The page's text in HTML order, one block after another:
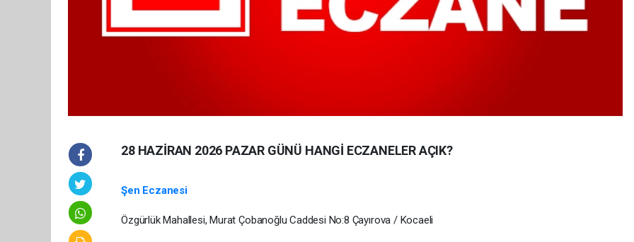
28 HAZİRAN 2026 PAZAR GÜNÜ HANGİ ECZANELER AÇIK?
Şen Eczanesi
Özgürlük Mahallesi, Murat Çobanoğlu Caddesi No:8 Çayırova / Kocaeli